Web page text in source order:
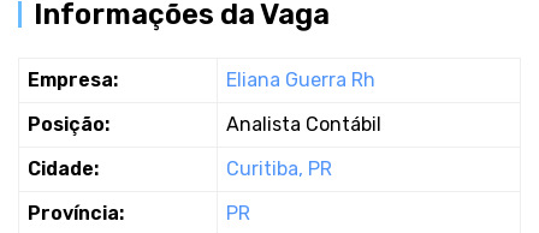
Informações da Vaga
Empresa:
Eliana Guerra Rh
Posição:
Analista Contábil
Cidade:
Curitiba, PR
Província:
PR